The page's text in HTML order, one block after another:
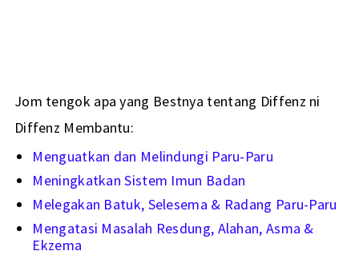
Jom tengok apa yang Bestnya tentang Diffenz ni
Diffenz Membantu:
Menguatkan dan Melindungi Paru-Paru
Meningkatkan Sistem Imun Badan
Melegakan Batuk, Selesema & Radang Paru-Paru
Mengatasi Masalah Resdung, Alahan, Asma &
Ekzema